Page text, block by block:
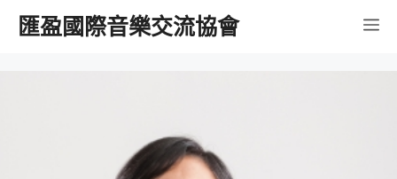
匯盈國際音樂交流協會 選